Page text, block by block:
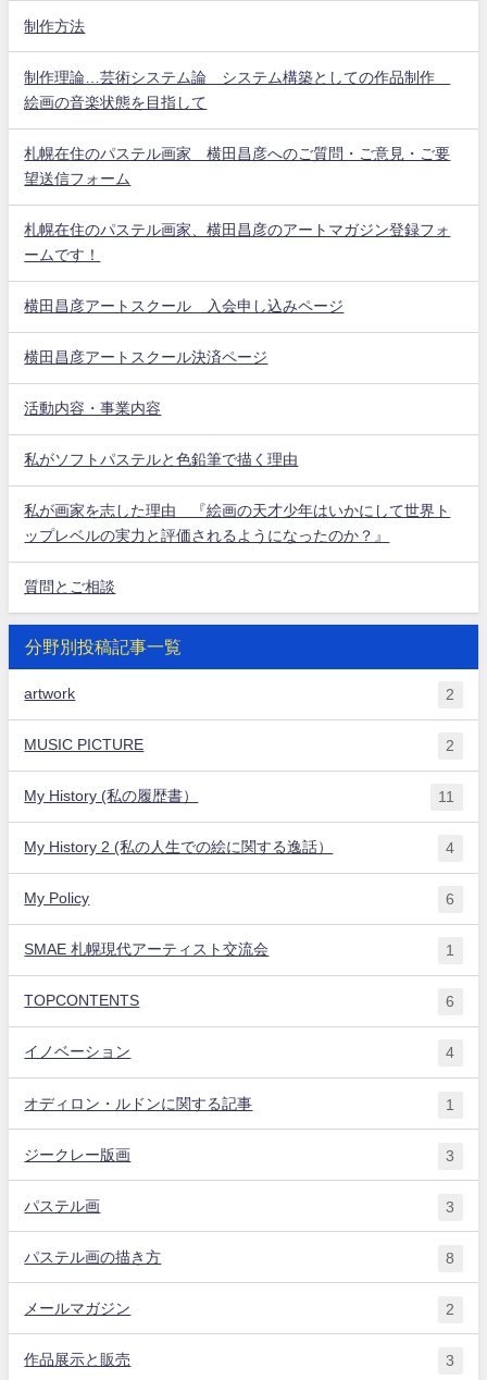
制作方法
制作理論…芸術システム論 システム構築としての作品制作
絵画の音楽状態を目指して
札幌在住のパステル画家 横田昌彦へのご質問・ご意見・ご要
望送信フォーム
札幌在住のパステル画家、横田昌彦のアートマガジン登録フォ
ームです！
横田昌彦アートスクール 入会申し込みページ
横田昌彦アートスクール決済ページ
活動内容・事業内容
私がソフトパステルと色鉛筆で描く理由
私が画家を志した理由 『絵画の天才少年はいかにして世界ト
ップレベルの実力と評価されるようになったのか？』
質問とご相談
分野別投稿記事一覧
artwork 2
MUSIC PICTURE 2
My History (私の履歴書） 11
My History 2 (私の人生での絵に関する逸話） 4
My Policy 6
SMAE 札幌現代アーティスト交流会 1
TOPCONTENTS 6
イノベーション 4
オディロン・ルドンに関する記事 1
ジークレー版画 3
パステル画 3
パステル画の描き方 8
メールマガジン 2
作品展示と販売 3